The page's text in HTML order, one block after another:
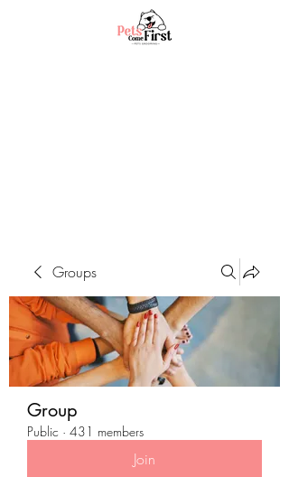
Groups
Group
Public · 431 members
Join